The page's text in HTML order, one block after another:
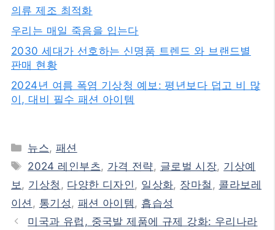
의류 제조 최적화
우리는 매일 죽음을 입는다
2030 세대가 선호하는 신명품 트렌드 와 브랜드별
판매 현황
2024년 여름 폭염 기상청 예보: 평년보다 덥고 비 많
이, 대비 필수 패션 아이템
카
테
리
뉴스, 패션
태
그
2024 레인부츠, 가격 전략, 글로벌 시장, 기상예
보, 기상청 , 다양한 디자인, 일상화, 장마철 , 콜라보레
이션 , 통기성, 패션 아이템, 흡습성
미국과 유럽, 중국발 제품에 규제 강화: 우리나라